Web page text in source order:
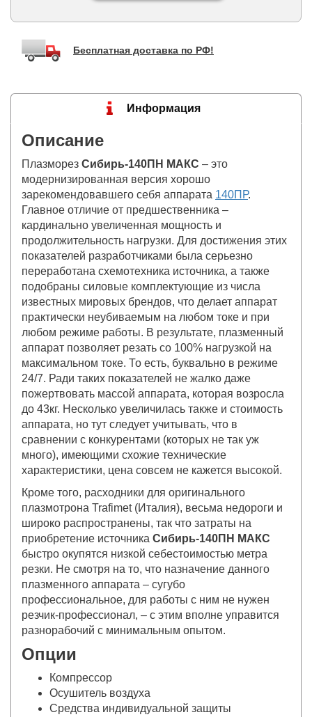
Бесплатная доставка по РФ!
Информация
Описание
Плазморез Сибирь-140ПН МАКС – это
модернизированная версия хорошо
зарекомендовавшего себя аппарата 140ПР.
Главное отличие от предшественника –
кардинально увеличенная мощность и
продолжительность нагрузки. Для достижения этих
показателей разработчиками была серьезно
переработана схемотехника источника, а также
подобраны силовые комплектующие из числа
известных мировых брендов, что делает аппарат
практически неубиваемым на любом токе и при
любом режиме работы. В результате, плазменный
аппарат позволяет резать со 100% нагрузкой на
максимальном токе. То есть, буквально в режиме
24/7. Ради таких показателей не жалко даже
пожертвовать массой аппарата, которая возросла
до 43кг. Несколько увеличилась также и стоимость
аппарата, но тут следует учитывать, что в
сравнении с конкурентами (которых не так уж
много), имеющими схожие технические
характеристики, цена совсем не кажется высокой.
Кроме того, расходники для оригинального
плазмотрона Trafimet (Италия), весьма недороги и
широко распространены, так что затраты на
приобретение источника Сибирь-140ПН МАКС
быстро окупятся низкой себестоимостью метра
резки. Не смотря на то, что назначение данного
плазменного аппарата – сугубо
профессиональное, для работы с ним не нужен
резчик-профессионал, – с этим вполне управится
разнорабочий с минимальным опытом.
Опции
Компрессор
Осушитель воздуха
Средства индивидуальной защиты